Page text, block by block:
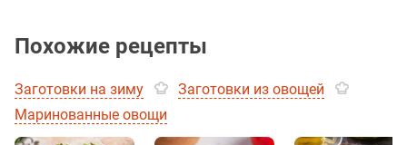
Похожие рецепты
Заготовки на зиму
Заготовки из овощей
Маринованные овощи